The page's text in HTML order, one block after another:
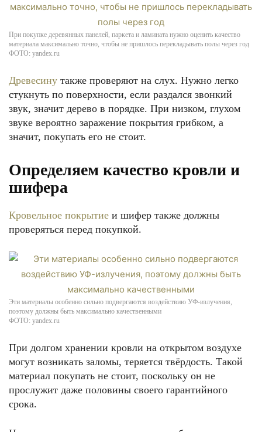
При покупке деревянных панелей, паркета и ламината нужно оценить качество
материала максимально точно, чтобы не пришлось перекладывать полы через год
ФОТО: yandex.ru
Древесину также проверяют на слух. Нужно легко
стукнуть по поверхности, если раздался звонкий
звук, значит дерево в порядке. При низком, глухом
звуке вероятно заражение покрытия грибком, а
значит, покупать его не стоит.
Определяем качество кровли и
шифера
Кровельное покрытие и шифер также должны
проверяться перед покупкой.
Эти материалы особенно сильно подвергаются воздействию УФ-излучения,
поэтому должны быть максимально качественными
ФОТО: yandex.ru
При долгом хранении кровли на открытом воздухе
могут возникать заломы, теряется твёрдость. Такой
материал покупать не стоит, поскольку он не
прослужит даже половины своего гарантийного
срока.